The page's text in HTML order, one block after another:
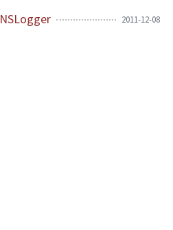
2011-12-08